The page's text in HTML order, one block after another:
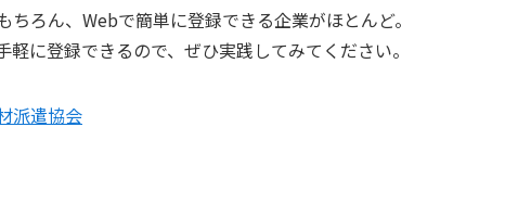
ろん、Webで簡単に登録できる企業がほとんど。
軽に登録できるので、ぜひ実践してみてください。
派遣協会